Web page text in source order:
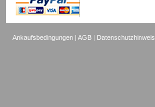
Ankaufsbedingungen |AGB | Datenschutzhinweis